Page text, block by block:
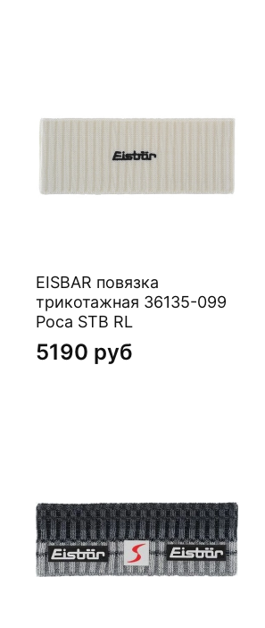
EISBAR повязка
трикотажная 36135-099
Poca STB RL
5190 руб